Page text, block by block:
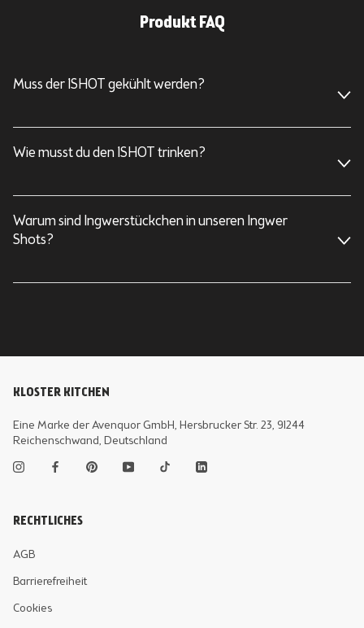
Produkt FAQ
Muss der 1SHOT gekühlt werden?
Wie musst du den 1SHOT trinken?
Warum sind Ingwerstückchen in unseren Ingwer
Shots?
KLOSTER KITCHEN
Eine Marke der Avenquor GmbH, Hersbrucker Str. 23, 91244
Reichenschwand, Deutschland
RECHTLICHES
AGB
Barrierefreiheit
Cookies